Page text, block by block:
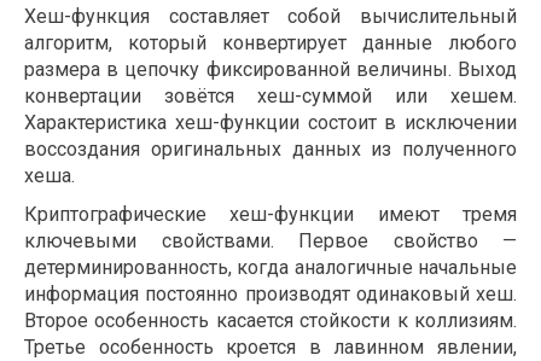
Хеш-функция составляет собой вычислительный
алгоритм, который конвертирует данные любого
размера в цепочку фиксированной величины. Выход
конвертации зовётся хеш-суммой или хешем.
Характеристика хеш-функции состоит в исключении
воссоздания оригинальных данных из полученного
хеша.
Криптографические хеш-функции имеют тремя
ключевыми свойствами. Первое свойство —
детерминированность, когда аналогичные начальные
информация постоянно производят одинаковый хеш.
Второе особенность касается стойкости к коллизиям.
Третье особенность кроется в лавинном явлении,